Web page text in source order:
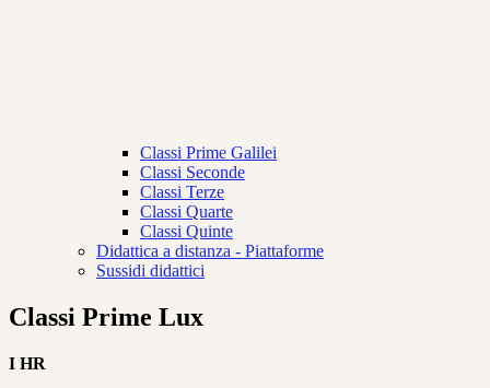
Classi Prime Galilei
Classi Seconde
Classi Terze
Classi Quarte
Classi Quinte
Didattica a distanza - Piattaforme
Sussidi didattici
Classi Prime Lux
I HR